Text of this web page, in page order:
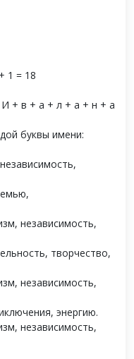
1 = 18
+ в + а + л + а + н + а
буквы имени:
независимость,
творчество,
независимость,
энергию.
независимость,